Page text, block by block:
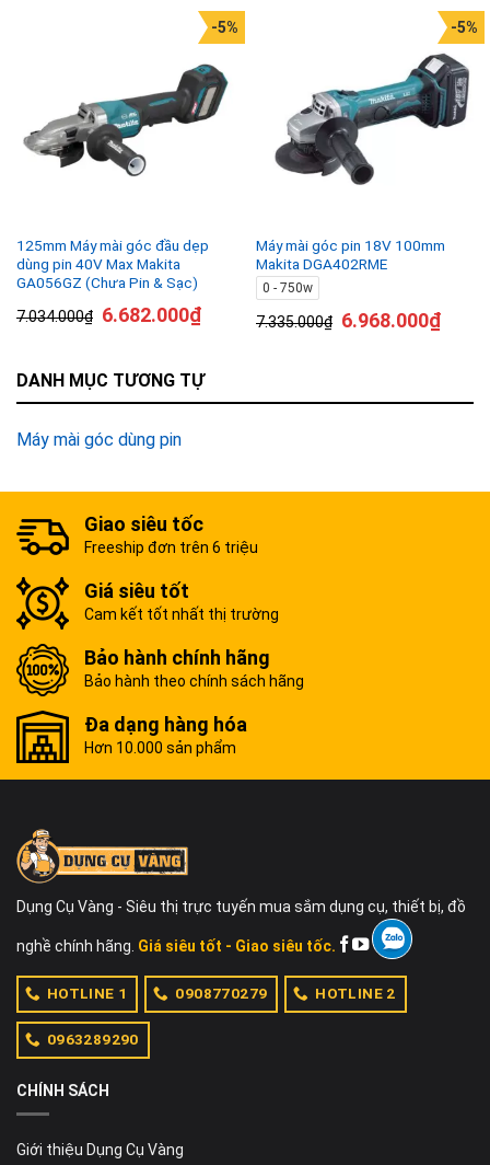
125mm Máy mài góc đầu dẹp
dùng pin 40V Max Makita
GA056GZ (Chưa Pin & Sạc)
7.034.000₫
-5%
6.682.000₫
Máy mài góc pin 18V 100mm
Makita DGA402RME
0 - 750w
7.335.000₫
-5%
6.968.000₫
DANH MỤC TƯƠNG TỰ
Máy mài góc dùng pin
Giao siêu tốc
Freeship đơn trên 6 triệu
Giá siêu tốt
Cam kết tốt nhất thị trường
Bảo hành chính hãng
Bảo hành theo chính sách hãng
Đa dạng hàng hóa
Hơn 10.000 sản phẩm
Dụng Cụ Vàng - Siêu thị trực tuyến mua sắm dụng cụ, thiết bị, đồ
nghề chính hãng. Giá siêu tốt - Giao siêu tốc.
HOTLINE 1 0908770279 HOTLINE 2
0963289290
CHÍNH SÁCH
Giới thiệu Dụng Cụ Vàng